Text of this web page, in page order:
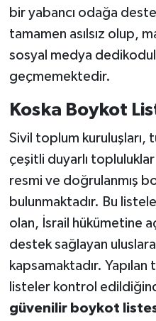
bir yabancı odağa
tamamen asılsız olup,
sosyal medya
geçmemektedir.
Koska Boykot
Sivil toplum kuruluşları,
çeşitli duyarlı topluluklar
resmi ve doğrulanmış
bulunmaktadır. Bu
olan, İsrail hükümetine
destek sağlayan
kapsamaktadır.
listeler kontrol
güvenilir boykot